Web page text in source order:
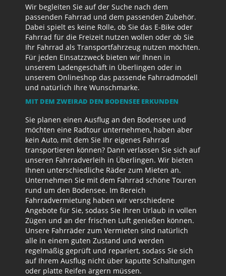
Wir begleiten Sie auf der Suche nach dem
passenden Fahrrad und dem passenden Zubehör.
Dabei spielt es keine Rolle, ob Sie das E-Bike oder
Fahrrad für die Freizeit nutzen wollen oder ob Sie
Ihr Fahrrad als Transportfahrzeug nutzen möchten.
Für jeden Einsatzzweck bieten wir Ihnen in
unserem Ladengeschäft in Überlingen oder in
unserem Onlineshop das passende Fahrradmodell
und natürlich Ihre Wunschmarke.
MIT DEM ZWEIRAD DEN BODENSEE ERKUNDEN
Sie planen einen Ausflug an den Bodensee und
möchten eine Radtour unternehmen, haben aber
kein Auto, mit dem Sie Ihr eigenes Fahrrad
transportieren können? Dann verlassen Sie sich auf
unseren Fahrradverleih in Überlingen. Wir bieten
Ihnen unterschiedliche Räder zum Mieten an.
Unternehmen Sie mit dem Fahrrad schöne Touren
rund um den Bodensee. Im Bereich
Fahrradvermietung haben wir verschiedene
Angebote für Sie, sodass Sie Ihren Urlaub in vollen
Zügen und an der frischen Luft genießen können.
Unsere Fahrräder zum Vermieten sind natürlich
alle in einem guten Zustand und werden
regelmäßig geprüft und repariert, sodass Sie sich
auf Ihrem Ausflug nicht über kaputte Schaltungen
oder platte Reifen ärgern müssen.